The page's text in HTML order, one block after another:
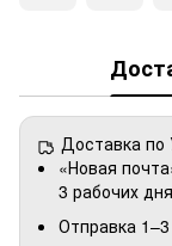
Доставка по
«Новая
3 рабочих дня
Отправка